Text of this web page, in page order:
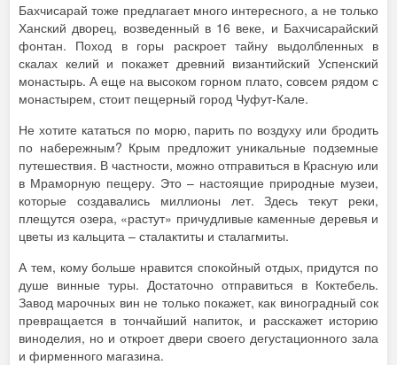
Бахчисарай тоже предлагает много интересного, а не только
Ханский дворец, возведенный в 16 веке, и Бахчисарайский
фонтан. Поход в горы раскроет тайну выдолбленных в
скалах келий и покажет древний византийский Успенский
монастырь. А еще на высоком горном плато, совсем рядом с
монастырем, стоит пещерный город Чуфут-Кале.
Не хотите кататься по морю, парить по воздуху или бродить
по набережным? Крым предложит уникальные подземные
путешествия. В частности, можно отправиться в Красную или
в Мраморную пещеру. Это – настоящие природные музеи,
которые создавались миллионы лет. Здесь текут реки,
плещутся озера, «растут» причудливые каменные деревья и
цветы из кальцита – сталактиты и сталагмиты.
А тем, кому больше нравится спокойный отдых, придутся по
душе винные туры. Достаточно отправиться в Коктебель.
Завод марочных вин не только покажет, как виноградный сок
превращается в тончайший напиток, и расскажет историю
виноделия, но и откроет двери своего дегустационного зала
и фирменного магазина.